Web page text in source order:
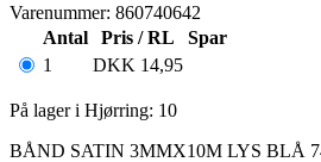
Varenummer: 860740642
Antal
Pris / RL
Spar
1
DKK 14,95
På lager i Hjørring: 10
BÅND SATIN 3MMX10M LYS BLÅ